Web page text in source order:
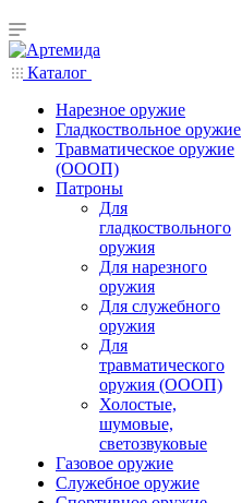
Каталог
Нарезное оружие
Гладкоствольное оружие
Травматическое оружие
(ОООП)
Патроны
Для
гладкоствольного
оружия
Для нарезного
оружия
Для служебного
оружия
Для
травматического
оружия (ОООП)
Холостые,
шумовые,
светозвуковые
Газовое оружие
Служебное оружие